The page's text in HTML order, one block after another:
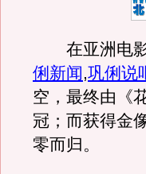
在亚洲电影
俐新闻,巩俐说
空，最终由《
冠；而获得金
零而归。